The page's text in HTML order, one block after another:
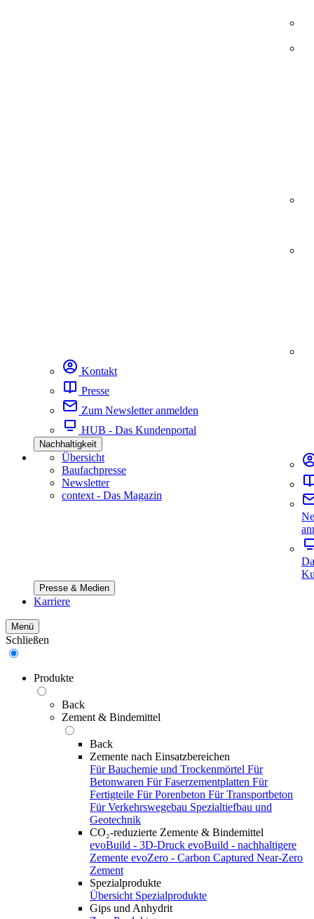
Kontakt
Presse
Zum Newsletter anmelden
HUB - Das Kundenportal
Nachhaltigkeit
Übersicht
Baufachpresse
Newsletter
context - Das Magazin
Presse & Medien
Karriere
Menü
Schließen
Produkte
Back
Zement & Bindemittel
Back
Zemente nach Einsatzbereichen
Für Bauchemie und Trockenmörtel Für
Betonwaren Für Faserzementplatten Für
Fertigteile Für Porenbeton Für Transportbeton
Für Verkehrswegebau Spezialtiefbau und
Geotechnik
CO₂-reduzierte Zemente & Bindemittel
evoBuild - 3D-Druck evoBuild - nachhaltigere
Zemente evoZero - Carbon Captured Near-Zero
Zement
Spezialprodukte
Übersicht Spezialprodukte
Gips und Anhydrit